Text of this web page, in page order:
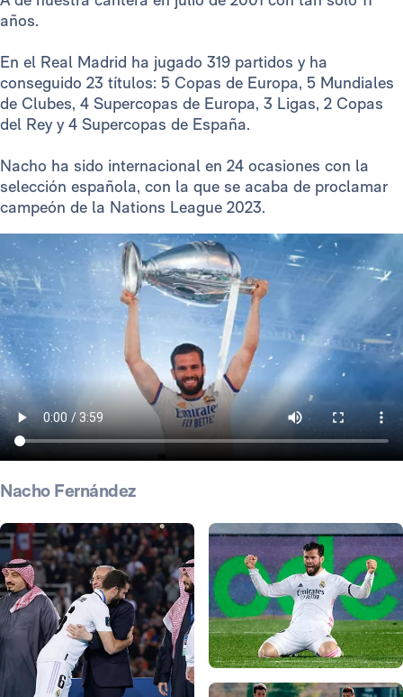
años.
En el Real Madrid ha jugado 319 partidos y ha
conseguido 23 títulos: 5 Copas de Europa, 5 Mundiales
de Clubes, 4 Supercopas de Europa, 3 Ligas, 2 Copas
del Rey y 4 Supercopas de España.
Nacho ha sido internacional en 24 ocasiones con la
selección española, con la que se acaba de proclamar
campeón de la Nations League 2023.
Nacho Fernández